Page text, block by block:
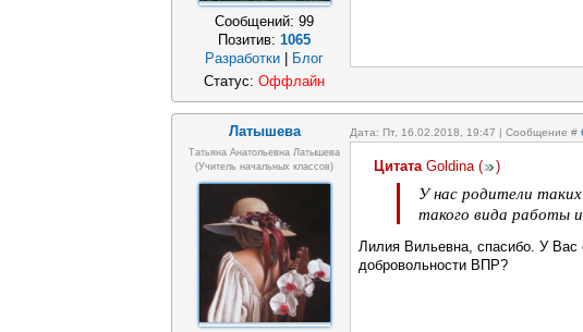
Сообщений: 99
Позитив: 1065
Разработки
Блог
Статус: Оффлайн
Латышева Дата: Пт, 16.02.2018, 19:47 | Сообщение #
Татьяна Анатольевна Латышева
(учитель начальных классов)
Цитата Goldina( )
У нас родители
такого вида работы
Лилия Вильевна, спасибо. У Вас
добровольности ВПР?